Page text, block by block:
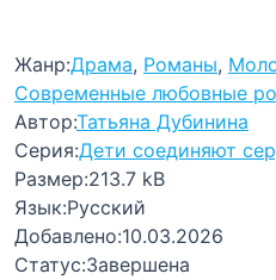
Жанр:Драма, Романы,
Современные любовные
Автор:Татьяна Дубинина
Серия:Дети соединяют
Размер:213.7 kB
Язык:Русский
Добавлено:10.03.2026
Статус:Завершена